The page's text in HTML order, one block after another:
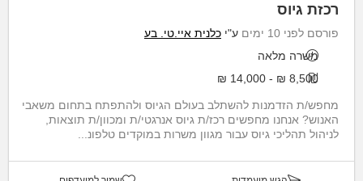
רכזת גיוס
פורסם לפני 10 ימים ע"י כלנית איי.טי. בע
משרה מלאה
8,500 ₪ - 14,000 ₪
מחפש/ת הזדמנות להשתלב בעולם הגיוס ולהתפתח בתחום משאבי
האנוש? אנחנו מחפשים רכז/ת גיוס אנרגטי/ת ומכוון/ת תוצאות,
לניהול תהליכי גיוס עבור מגוון משרות במוקדים טלפונ...